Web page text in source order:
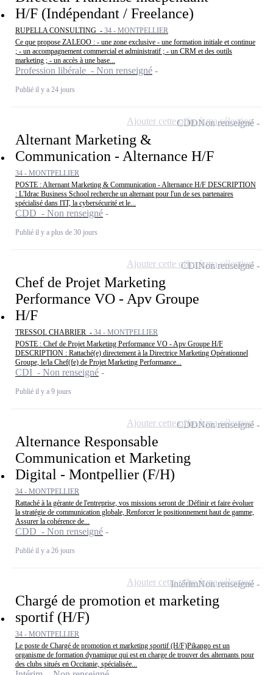
H/F (Indépendant / Freelance)
RUPELLA CONSULTING - 34 - MONTPELLIER
Ce que propose ZALEOO : - une zone exclusive - une formation initiale et continue
; - un accompagnement commercial et administratif ; - un CRM et des outils
marketing ; - un accès à une base...
Profession libérale - Non renseigné
Publié il y a 24 jours
Alternant Marketing &
Communication - Alternance H/F
34 - MONTPELLIER
POSTE : Alternant Marketing & Communication - Alternance H/F DESCRIPTION
: L'Idrac Business School recherche un alternant pour l'un de ses partenaires
spécialisé dans l'IT, la cybersécurité et le...
CDD - Non renseigné
Publié il y a plus de 30 jours
CDDNon renseigné
Ajouter cette offre à ma sélection
Chef de Projet Marketing
Performance VO - Apv Groupe
H/F
TRESSOL CHABRIER - 34 - MONTPELLIER
POSTE : Chef de Projet Marketing Performance VO - Apv Groupe H/F
DESCRIPTION : Rattaché(e) directement à la Directrice Marketing Opérationnel
Groupe, le/la Chef(fe) de Projet Marketing Performance...
CDI - Non renseigné
Publié il y a 9 jours
CDINon renseigné
Ajouter cette offre à ma sélection
Alternance Responsable
Communication et Marketing
Digital - Montpellier (F/H)
34 - MONTPELLIER
Rattaché à la gérante de l'entreprise, vos missions seront de :Définir et faire évoluer
la stratégie de communication globale, Renforcer le positionnement haut de gamme,
Assurer la cohérence de...
CDD - Non renseigné
Publié il y a 26 jours
CDDNon renseigné
Ajouter cette offre à ma sélection
Chargé de promotion et marketing
sportif (H/F)
34 - MONTPELLIER
Le poste de Chargé de promotion et marketing sportif (H/F)Pikango est un
organisme de formation dynamique qui est en charge de trouver des alternants pour
des clubs situés en Occitanie, spécialisée...
IntérimNon renseigné
Ajouter cette offre à ma sélection